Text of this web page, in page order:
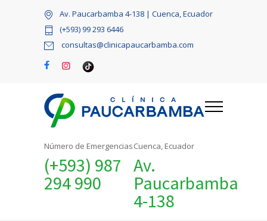
Av. Paucarbamba 4-138 | Cuenca, Ecuador
(+593) 99 293 6446
consultas@clinicapaucarbamba.com
Número de Emergencias
(+593) 987
294 990
Cuenca, Ecuador
Av.
Paucarbamba
4-138